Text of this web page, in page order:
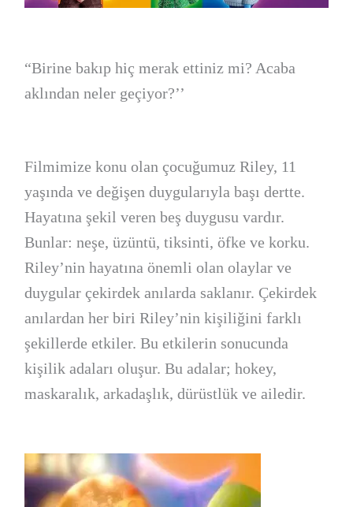
“Birine bakıp hiç merak ettiniz mi? Acaba
aklından neler geçiyor?’’
Filmimize konu olan çocuğumuz Riley, 11
yaşında ve değişen duygularıyla başı dertte.
Hayatına şekil veren beş duygusu vardır.
Bunlar: neşe, üzüntü, tiksinti, öfke ve korku.
Riley’nin hayatına önemli olan olaylar ve
duygular çekirdek anılarda saklanır. Çekirdek
anılardan her biri Riley’nin kişiliğini farklı
şekillerde etkiler. Bu etkilerin sonucunda
kişilik adaları oluşur. Bu adalar; hokey,
maskaralık, arkadaşlık, dürüstlük ve ailedir.